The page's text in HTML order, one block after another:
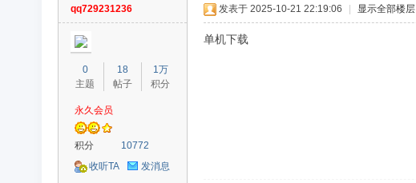
qq729231236
0
主题
18
帖子
1万
积分
永久会员
积分
10772
收听TA
发消息
发表于 2025-10-21 22:19:06 显示全部楼层
单机下载